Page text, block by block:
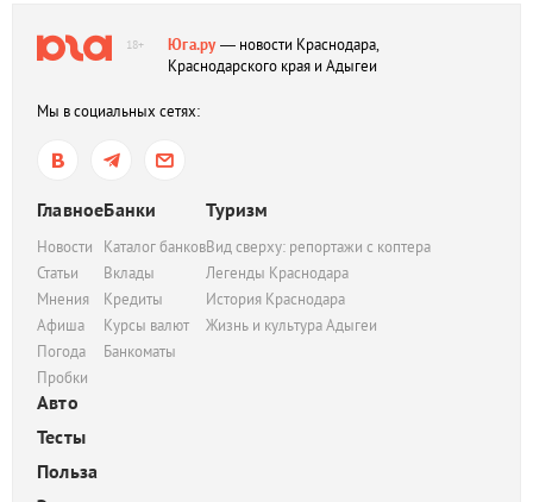
18+ Юга.ру— новости Краснодара,
Краснодарского края и Адыгеи
Мы в социальных сетях:
Главное
Новости
Статьи
Мнения
Афиша
Погода
Пробки
Банки
Каталог банков
Вклады
Кредиты
Курсы валют
Банкоматы
Туризм
Вид сверху: репортажи с коптера
Легенды Краснодара
История Краснодара
Жизнь и культура Адыгеи
Авто
Тесты
Польза